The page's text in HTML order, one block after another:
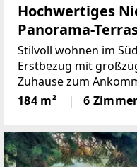
Hochwertiges
Panorama-
Wohnen mit
Südburgenland
Stilvoll wohnen im
Erstbezug mit
Zuhause zum
Bleiben.Dieses
Massivbauweise
184 m² 6 Zimmer